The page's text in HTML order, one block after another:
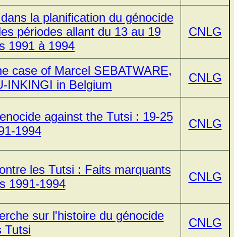
la planification du génocide
périodes allant du 13 au 19
1991 à 1994
CNLG
case of Marcel SEBATWARE,
INKINGI in Belgium
CNLG
against the Tutsi : 19-25
1994
CNLG
les Tutsi : Faits marquants
1991-1994
CNLG
sur l'histoire du génocide
Tutsi
CNLG